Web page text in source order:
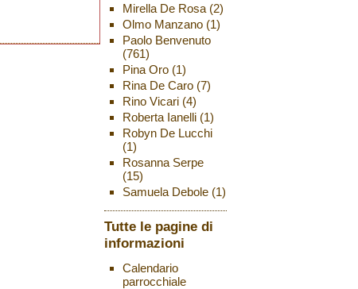
Mirella De Rosa(2)
Olmo Manzano(1)
Paolo Benvenuto
(761)
Pina Oro(1)
Rina De Caro(7)
Rino Vicari(4)
Roberta Ianelli(1)
Robyn De Lucchi
(1)
Rosanna Serpe
(15)
Samuela Debole(1)
Tutte le pagine di
informazioni
Calendario
parrocchiale